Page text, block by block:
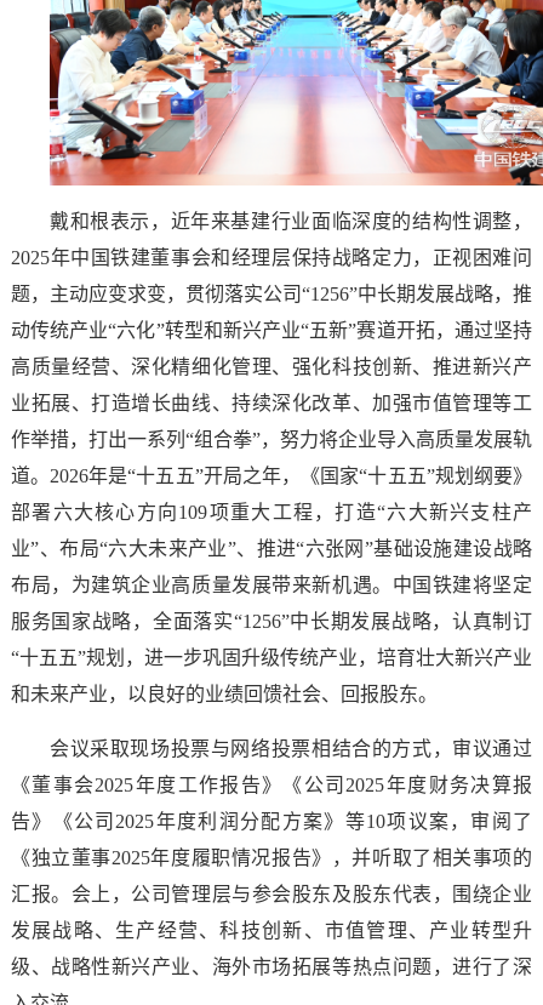
戴和根表示，近年来基建行业面临深度的结构性调整，
2025年中国铁建董事会和经理层保持战略定力，正视困难问
题，主动应变求变，贯彻落实公司“1256”中长期发展战略，推
动传统产业“六化”转型和新兴产业“五新”赛道开拓，通过坚持
高质量经营、深化精细化管理、强化科技创新、推进新兴产
业拓展、打造增长曲线、持续深化改革、加强市值管理等工
作举措，打出一系列“组合拳”，努力将企业导入高质量发展轨
道。2026年是“十五五”开局之年，《国家“十五五”规划纲要》
部署六大核心方向109项重大工程，打造“六大新兴支柱产
业”、布局“六大未来产业”、推进“六张网”基础设施建设战略
布局，为建筑企业高质量发展带来新机遇。中国铁建将坚定
服务国家战略，全面落实“1256”中长期发展战略，认真制订
“十五五”规划，进一步巩固升级传统产业，培育壮大新兴产业
和未来产业，以良好的业绩回馈社会、回报股东。
会议采取现场投票与网络投票相结合的方式，审议通过
《董事会2025年度工作报告》《公司2025年度财务决算报
告》《公司2025年度利润分配方案》等10项议案，审阅了
《独立董事2025年度履职情况报告》，并听取了相关事项的
汇报。会上，公司管理层与参会股东及股东代表，围绕企业
发展战略、生产经营、科技创新、市值管理、产业转型升
级、战略性新兴产业、海外市场拓展等热点问题，进行了深